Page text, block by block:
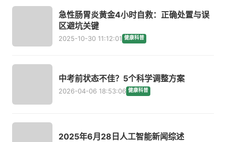
急性肠胃炎黄金4小时自救：正确处置与误
区避坑关键
2025-10-30 11:12:01 健康科普
中考前状态不佳？5个科学调整方案
2026-04-06 18:53:06 健康科普
2025年6月28日人工智能新闻综述